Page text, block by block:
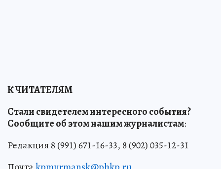
К ЧИТАТЕЛЯМ
Стали свидетелем интересного события?
Сообщите об этом нашим журналистам:
Редакция 8 (991) 671-16-33, 8 (902) 035-12-31